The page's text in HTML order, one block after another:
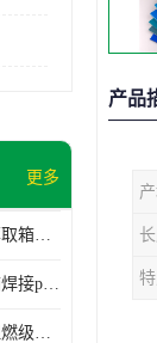
更多
金天成生产有色金属萃取箱焊接pvc板
金天成生产镍钴萃取箱焊接pvc萃取板
生产车间厂房设备用阻燃级别pp硬板
产品